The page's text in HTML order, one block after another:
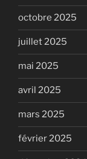
octobre 2025
juillet 2025
mai 2025
avril 2025
mars 2025
février 2025